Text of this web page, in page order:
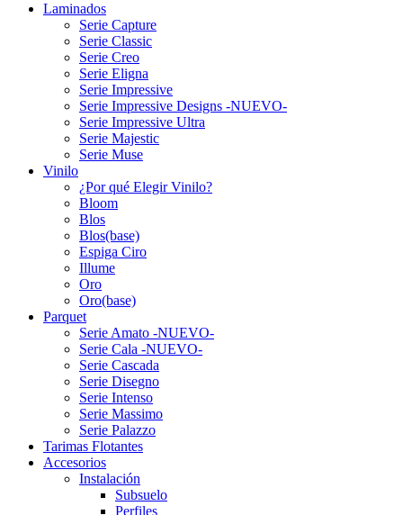
Laminados
Serie Capture
Serie Classic
Serie Creo
Serie Eligna
Serie Impressive
Serie Impressive Designs -NUEVO-
Serie Impressive Ultra
Serie Majestic
Serie Muse
Vinilo
¿Por qué Elegir Vinilo?
Bloom
Blos
Blos(base)
Espiga Ciro
Illume
Oro
Oro(base)
Parquet
Serie Amato -NUEVO-
Serie Cala -NUEVO-
Serie Cascada
Serie Disegno
Serie Intenso
Serie Massimo
Serie Palazzo
Tarimas Flotantes
Accesorios
Instalación
Subsuelo
Perfiles